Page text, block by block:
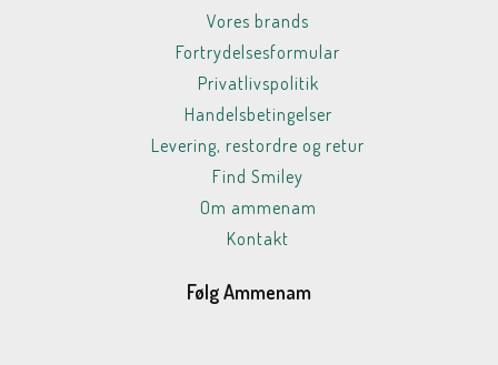
Vores brands
Fortrydelsesformular
Privatlivspolitik
Handelsbetingelser
Levering, restordre og retur
Find Smiley
Om ammenam
Kontakt
Følg Ammenam